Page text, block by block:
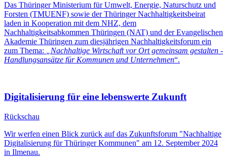
Das Thüringer Ministerium für Umwelt, Energie, Naturschutz und
Forsten (TMUENF) sowie der Thüringer Nachhaltigkeitsbeirat
laden in Kooperation mit dem NHZ, dem
Nachhaltigkeitsabkommen Thüringen (NAT) und der Evangelischen
Akademie Thüringen zum diesjährigen Nachhaltigkeitsforum ein
zum Thema: „Nachhaltige Wirtschaft vor Ort gemeinsam gestalten -
Handlungsansätze für Kommunen und Unternehmen“.
Digitalisierung für eine lebenswerte Zukunft
Rückschau
Wir werfen einen Blick zurück auf das Zukunftsforum "Nachhaltige
Digitalisierung für Thüringer Kommunen" am 12. September 2024
in Ilmenau.